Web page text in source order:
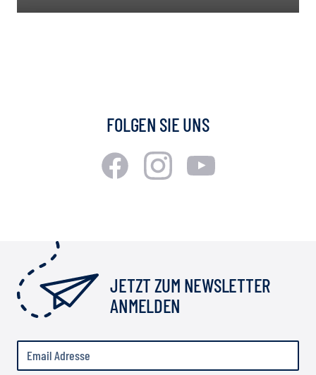
FOLGEN SIE UNS
JETZT ZUM NEWSLETTER
ANMELDEN